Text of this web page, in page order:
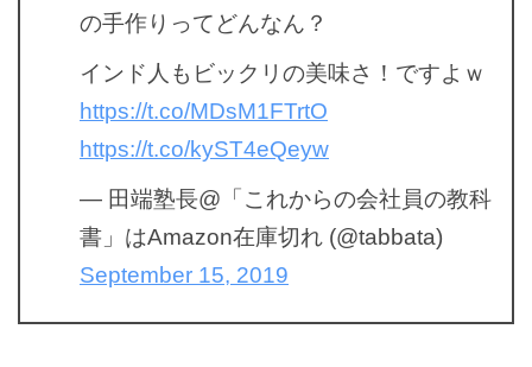
の手作りってどんなん？
インド人もビックリの美味さ！ですよｗ
https://t.co/MDsM1FTrtO
https://t.co/kyST4eQeyw
— 田端塾長@「これからの会社員の教科
書」はAmazon在庫切れ (@tabbata)
September 15, 2019